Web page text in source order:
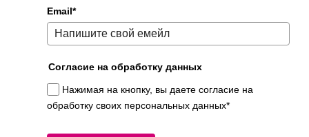
Email*
Согласие на обработку данных
Нажимая на кнопку, вы даете согласие на
обработку своих персональных данных*